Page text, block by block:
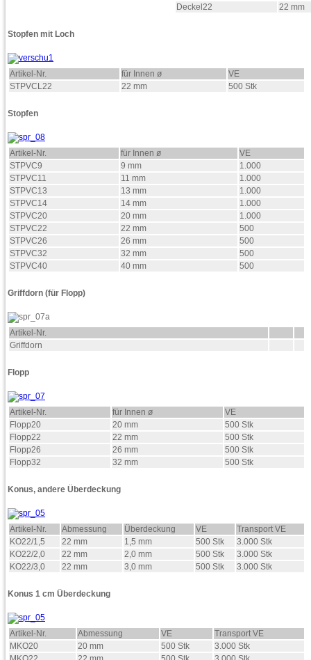
Deckel22
22 mm
Stopfen mit Loch
Artikel-Nr. für Innen ø
VE
STPVCL22
22 mm 500 Stk
Stopfen
Artikel-Nr. für Innen ø
VE
STPVC9
9 mm
1.000
STPVC11
11 mm
1.000
STPVC13
13 mm
1.000
STPVC14
14 mm
1.000
STPVC20
20 mm
1.000
STPVC22
22 mm
500
STPVC26
26 mm
500
STPVC32
32 mm
500
STPVC40
40 mm 500
Griffdorn (für Flopp)
Artikel-Nr.
Griffdorn
Flopp
Artikel-Nr. für Innen ø
VE
Flopp20
20 mm
500 Stk
Flopp22
22 mm
500 Stk
Flopp26
26 mm
500 Stk
Flopp32
32 mm 500 Stk
Konus, andere Überdeckung
Artikel-Nr. Abmessung Überdeckung VE
Transport VE
KO22/1,5
22 mm 1,5 mm 500 Stk
3.000 Stk
KO22/2,0
22 mm 2,0 mm 500 Stk
3.000 Stk
KO22/3,0
22 mm 3,0 mm 500 Stk 3.000 Stk
Konus 1 cm Überdeckung
Artikel-Nr. Abmessung VE
Transport VE
MKO20
20 mm 500 Stk
3.000 Stk